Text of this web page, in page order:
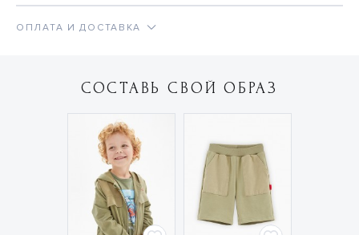
ОПЛАТА И ДОСТАВКА
СОСТАВЬ СВОЙ ОБРАЗ